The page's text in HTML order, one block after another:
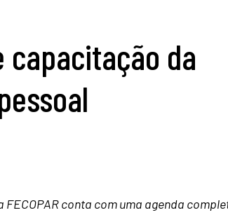
capacitação da
conta com uma agenda